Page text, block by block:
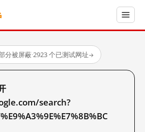
分被屏蔽·2923 个已测试网址→
search?